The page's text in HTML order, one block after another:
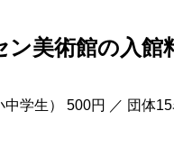
ン美術館の入館
中学生） 500円 ／ 団体